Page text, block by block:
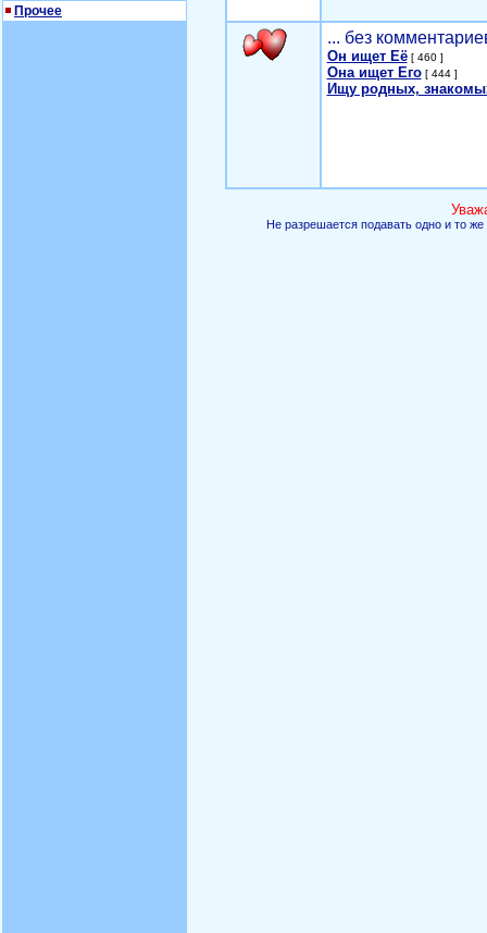
Прочее
... без
Он ищет Её[ 460 ]
Она ищет Его[ 444 ]
Ищу родных,
Не разрешается подавать одно и то